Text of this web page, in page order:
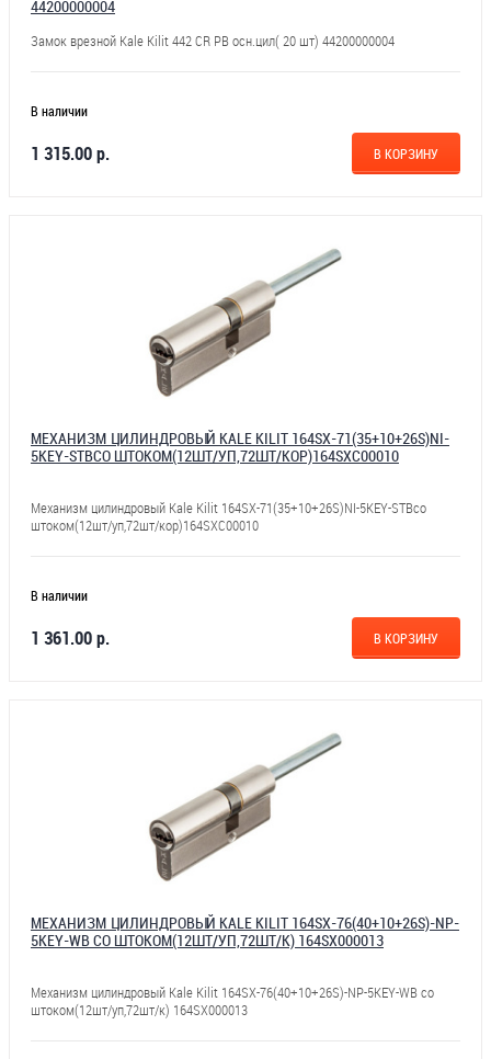
44200000004
Замок врезной Kale Kilit 442 CR PB осн.цил( 20 шт) 44200000004
В наличии
1 315.00 р. В КОРЗИНУ
МЕХАНИЗМ ЦИЛИНДРОВЫЙ KALE KILIT 164SX-71(35+10+26S)NI-
5KEY-STBСО ШТОКОМ(12ШТ/УП,72ШТ/КОР)164SXC00010
Механизм цилиндровый Kale Kilit 164SX-71(35+10+26S)NI-5KEY-STBсо
штоком(12шт/уп,72шт/кор)164SXC00010
В наличии
1 361.00 р. В КОРЗИНУ
МЕХАНИЗМ ЦИЛИНДРОВЫЙ KALE KILIT 164SX-76(40+10+26S)-NP-
5KEY-WB СО ШТОКОМ(12ШТ/УП,72ШТ/К) 164SX000013
Механизм цилиндровый Kale Kilit 164SX-76(40+10+26S)-NP-5KEY-WB со
штоком(12шт/уп,72шт/к) 164SX000013